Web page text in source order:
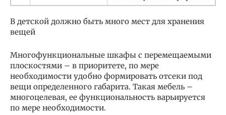
В детской должно быть много мест для хранения
вещей
Многофункциональные шкафы с перемещаемыми
плоскостями – в приоритете, по мере
необходимости удобно формировать отсеки под
вещи определенного габарита. Такая мебель –
многоцелевая, ее функциональность варьируется
по мере необходимости.